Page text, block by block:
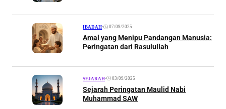
IBADAH• 07/09/2025
Amal yang Menipu Pandangan Manusia:
Peringatan dari Rasulullah
SEJARAH• 03/09/2025
Sejarah Peringatan Maulid Nabi
Muhammad SAW